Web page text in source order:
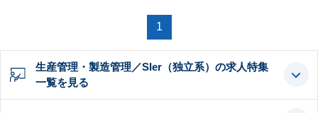
1
生産管理・製造管理／SIer（独立系）の求人特集
一覧を見る